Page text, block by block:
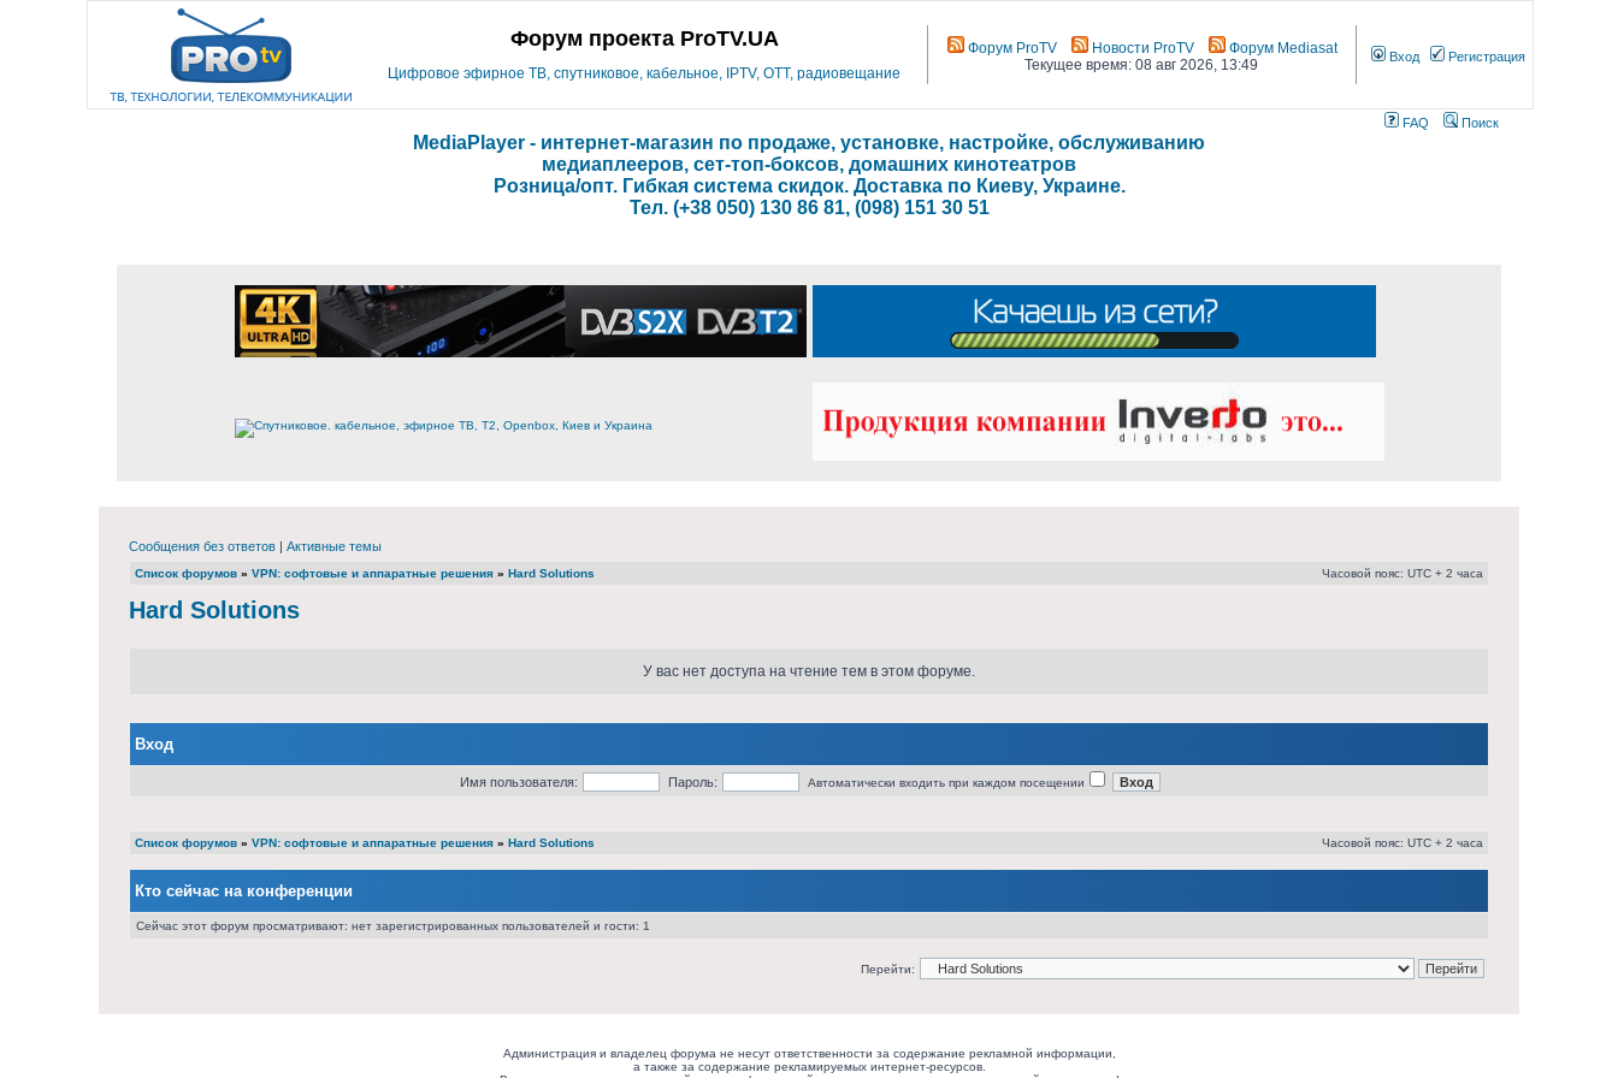
Форум проекта ProTV.UA
Цифровое эфирное ТВ, спутниковое, кабельное, IPTV, OTT, радиовещание
Форум ProTV Новости ProTV
Форум Mediasat
Текущее время: 08 авг 2026, 13:49
Вход Регистрация
FAQ Поиск
MediaPlayer - интернет-магазин по продаже, установке, настройке, обслуживанию
медиаплееров, сет-топ-боксов, домашних кинотеатров
Розница/опт. Гибкая система скидок. Доставка по Киеву, Украине.
Тел. (+38 050) 130 86 81, (098) 151 30 51
Сообщения без ответов | Активные темы
Список форумов » VPN: софтовые и аппаратные решения » Hard Solutions Часовой пояс: UTC + 2 часа
Hard Solutions
У вас нет доступа на чтение тем в этом форуме.
Вход
Имя пользователя: Пароль: Автоматически входить при каждом посещении
Список форумов » VPN: софтовые и аппаратные решения » Hard Solutions Часовой пояс: UTC + 2 часа
Кто сейчас на конференции
Сейчас этот форум просматривают: нет зарегистрированных пользователей и гости: 1
Перейти:
Администрация и владелец форума не несут ответственности за содержание рекламной информации,
а также за содержание рекламируемых интернет-ресурсов.